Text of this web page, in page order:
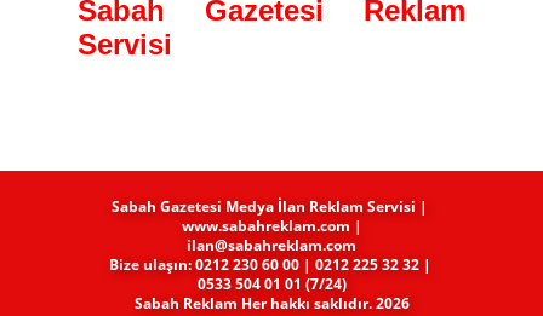
Sabah Gazetesi Reklam
Servisi
Sabah Gazetesi Medya​ İlan Reklam Servisi |
www.sabahreklam.com |
ilan@sabahreklam.com
Bize ulaşın: 0212 230 60 00 | 0212 225 32 32 |
0533 504 01 01 (7/24)
Sabah Reklam Her hakkı saklıdır. 2026